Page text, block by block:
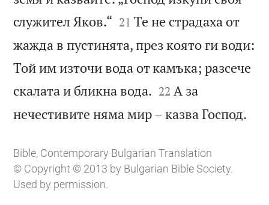
служител Яков.“ 

21 Те не страдаха от
жажда в пустинята, през която ги води:
Той им източи вода от камъка; разсече
скалата и бликна вода. 

22 А за
нечестивите няма мир – казва Господ.
Bible, Contemporary Bulgarian Translation
© Copyright © 2013 by Bulgarian Bible Society.
Used by permission.